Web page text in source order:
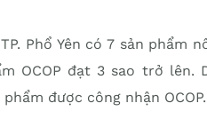
Phổ Yên có 7 sản phẩm
OCOP đạt 3 sao trở lên.
được công nhận OCOP.